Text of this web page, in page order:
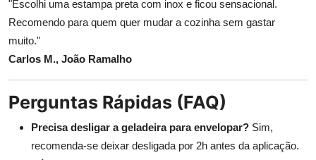
"Escolhi uma estampa preta com inox e ficou sensacional.
Recomendo para quem quer mudar a cozinha sem gastar
muito."
Carlos M., João Ramalho
Perguntas Rápidas (FAQ)
Precisa desligar a geladeira para envelopar? Sim,
recomenda-se deixar desligada por 2h antes da aplicação.